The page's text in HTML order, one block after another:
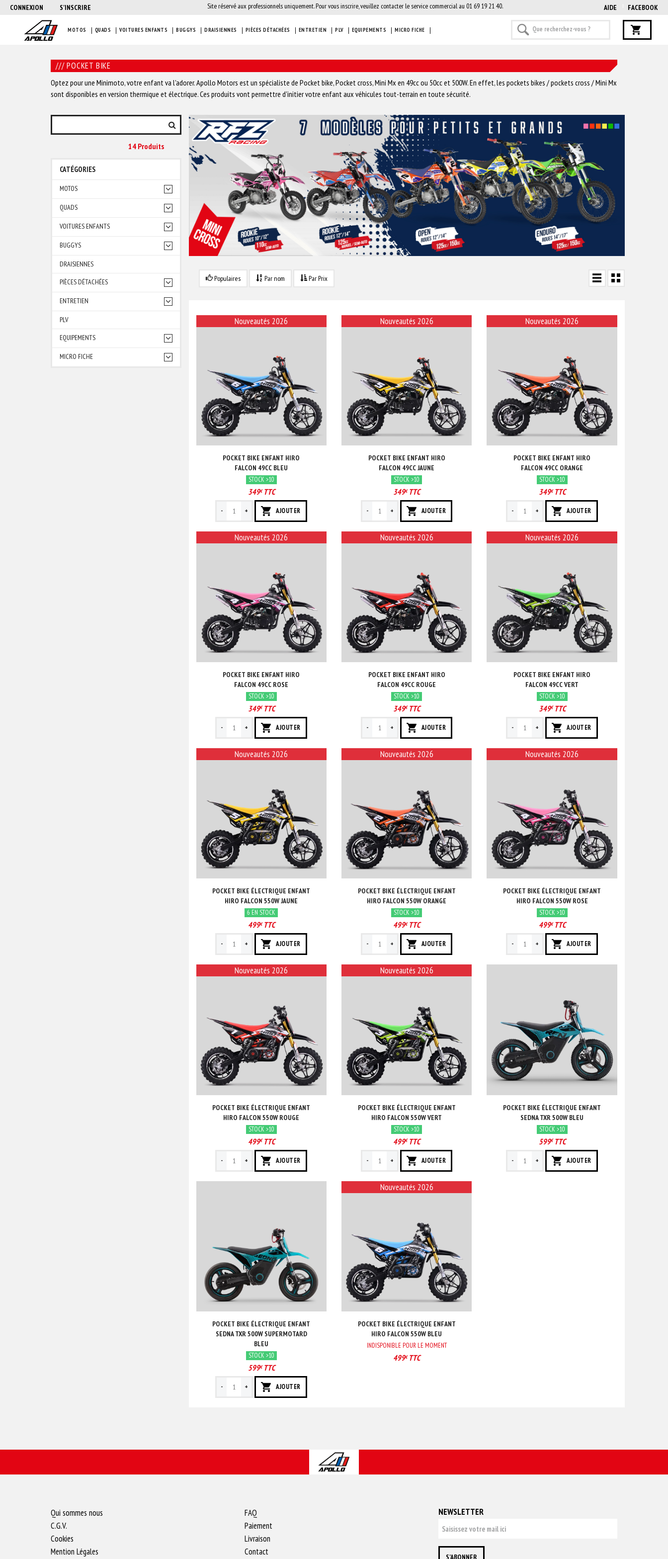
CONNEXION S'INSCRIRE AIDE FACEBOOK
Site réservé aux professionnels uniquement. Pour vous inscrire, veuillez contacter le service commercial au 01 69 19 21 40.
MOTOS QUADS VOITURES ENFANTS BUGGYS DRAISIENNES PIÈCES DÉTACHÉES ENTRETIEN PLV EQUIPEMENTS MICRO FICHE
/// POCKET BIKE
Optez pour une Minimoto, votre enfant va l'adorer. Apollo Motors est un spécialiste de Pocket bike, Pocket cross, Mini Mx en 49cc ou 50cc et 500W. En effet, les pockets bikes / pockets cross / Mini Mx
sont disponibles en version thermique et électrique. Ces produits vont permettre d'initier votre enfant aux véhicules tout-terrain en toute sécurité.
14 ProduitS
CATÉGORIES
MOTOS
QUADS
VOITURES ENFANTS
BUGGYS
DRAISIENNES
PIÈCES DÉTACHÉES
ENTRETIEN
PLV
EQUIPEMENTS
MICRO FICHE
Populaires Par nom Par Prix
Nouveautés 2026
POCKET BIKE ENFANT HIRO
FALCON 49CC BLEU
STOCK >10
349€TTC
- + AJOUTER
Nouveautés 2026
POCKET BIKE ENFANT HIRO
FALCON 49CC JAUNE
STOCK >10
349€TTC
- + AJOUTER
Nouveautés 2026
POCKET BIKE ENFANT HIRO
FALCON 49CC ORANGE
STOCK >10
349€TTC
- + AJOUTER
Nouveautés 2026
POCKET BIKE ENFANT HIRO
FALCON 49CC ROSE
STOCK >10
349€TTC
- + AJOUTER
Nouveautés 2026
POCKET BIKE ENFANT HIRO
FALCON 49CC ROUGE
STOCK >10
349€TTC
- + AJOUTER
Nouveautés 2026
POCKET BIKE ENFANT HIRO
FALCON 49CC VERT
STOCK >10
349€TTC
- + AJOUTER
Nouveautés 2026
POCKET BIKE ÉLECTRIQUE ENFANT
HIRO FALCON 550W JAUNE
6 EN STOCK
499€TTC
- + AJOUTER
Nouveautés 2026
POCKET BIKE ÉLECTRIQUE ENFANT
HIRO FALCON 550W ORANGE
STOCK >10
499€TTC
- + AJOUTER
Nouveautés 2026
POCKET BIKE ÉLECTRIQUE ENFANT
HIRO FALCON 550W ROSE
STOCK >10
499€TTC
- + AJOUTER
Nouveautés 2026
POCKET BIKE ÉLECTRIQUE ENFANT
HIRO FALCON 550W ROUGE
STOCK >10
499€TTC
- + AJOUTER
Nouveautés 2026
POCKET BIKE ÉLECTRIQUE ENFANT
HIRO FALCON 550W VERT
STOCK >10
499€TTC
- + AJOUTER
POCKET BIKE ÉLECTRIQUE ENFANT
SEDNA TXR 500W BLEU
STOCK >10
599€TTC
- + AJOUTER
POCKET BIKE ÉLECTRIQUE ENFANT
SEDNA TXR 500W SUPERMOTARD
BLEU
STOCK >10
599€TTC
- + AJOUTER
Nouveautés 2026
POCKET BIKE ÉLECTRIQUE ENFANT
HIRO FALCON 550W BLEU
INDISPONIBLE POUR LE MOMENT
499€TTC
Qui sommes nous
C.G.V.
Cookies
Mention Légales
FAQ
Paiement
Livraison
Contact
NEWSLETTER
S'ABONNER